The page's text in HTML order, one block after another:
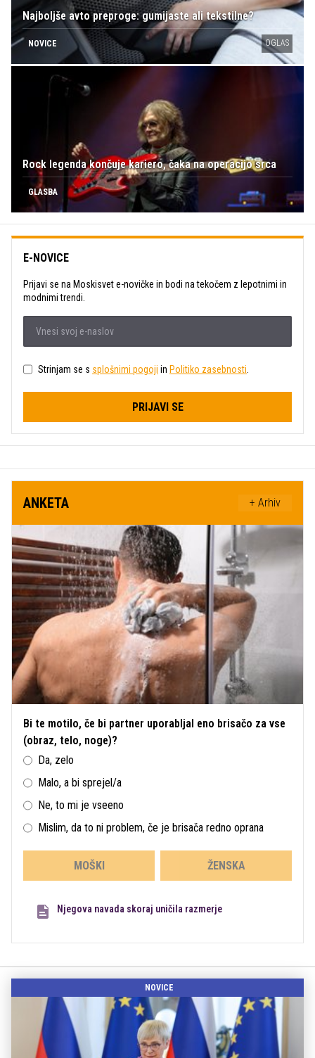
Najboljše avto preproge: gumijaste ali tekstilne?
NOVICE OGLAS
Rock legenda končuje kariero, čaka na operacijo srca
GLASBA
E-NOVICE
Prijavi se na Moskisvet e-novičke in bodi na tekočem z lepotnimi in
modnimi trendi.
Strinjam se s splošnimi pogoji in Politiko zasebnosti
PRIJAVI SE
ANKETA + Arhiv
Bi te motilo, če bi partner uporabljal eno brisačo za vse
(obraz, telo, noge)?
Da, zelo
Malo, a bi sprejel/a
Ne, to mi je vseeno
Mislim, da to ni problem, če je brisača redno oprana
MOŠKI ŽENSKA
Njegova navada skoraj uničila razmerje
NOVICE